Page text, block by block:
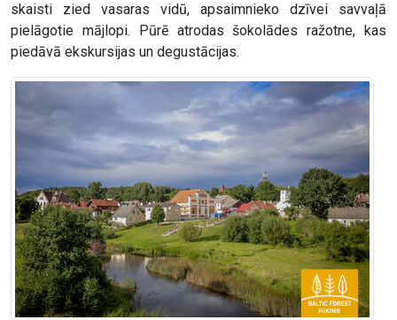
skaisti zied vasaras vidū, apsaimnieko dzīvei savvaļā
pielāgotie mājlopi. Pūrē atrodas šokolādes ražotne, kas
piedāvā ekskursijas un degustācijas.